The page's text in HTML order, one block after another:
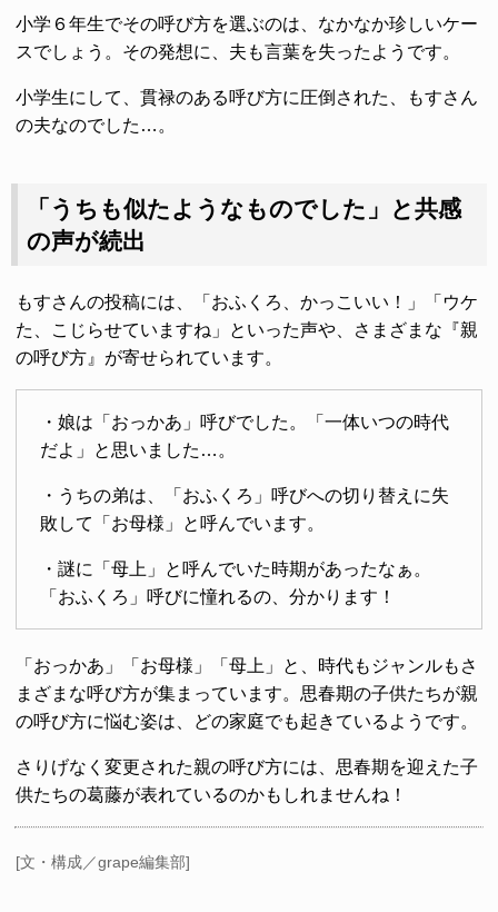
小学６年生でその呼び方を選ぶのは、なかなか珍しいケー
スでしょう。その発想に、夫も言葉を失ったようです。
小学生にして、貫禄のある呼び方に圧倒された、もすさん
の夫なのでした…。
「うちも似たようなものでした」と共感
の声が続出
もすさんの投稿には、「おふくろ、かっこいい！」「ウケ
た、こじらせていますね」といった声や、さまざまな『親
の呼び方』が寄せられています。
・娘は「おっかあ」呼びでした。「一体いつの時代
だよ」と思いました…。
・うちの弟は、「おふくろ」呼びへの切り替えに失
敗して「お母様」と呼んでいます。
・謎に「母上」と呼んでいた時期があったなぁ。
「おふくろ」呼びに憧れるの、分かります！
「おっかあ」「お母様」「母上」と、時代もジャンルもさ
まざまな呼び方が集まっています。思春期の子供たちが親
の呼び方に悩む姿は、どの家庭でも起きているようです。
さりげなく変更された親の呼び方には、思春期を迎えた子
供たちの葛藤が表れているのかもしれませんね！
[文・構成／grape編集部]